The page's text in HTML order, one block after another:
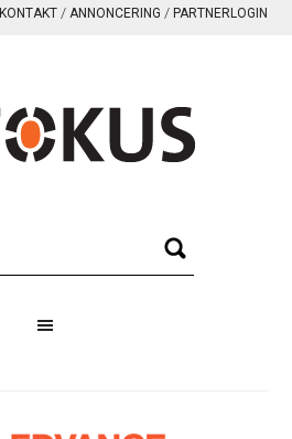
KONTAKT ANNONCERING PARTNERLOGIN